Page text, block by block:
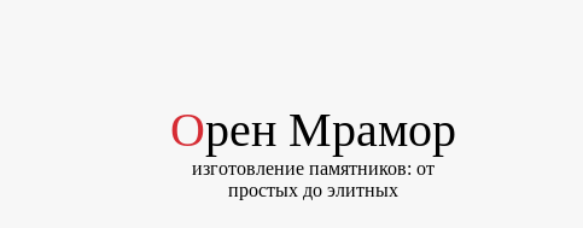
Орен Мрамор
изготовление памятников: от
простых до элитных